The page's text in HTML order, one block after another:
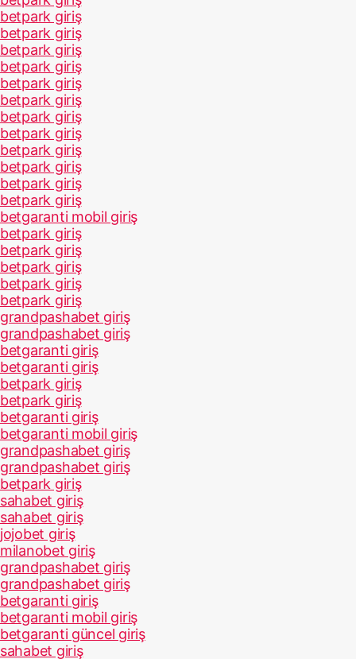
betpark giriş
betpark giriş
betpark giriş
betpark giriş
betpark giriş
betpark giriş
betpark giriş
betpark giriş
betpark giriş
betpark giriş
betpark giriş
betpark giriş
betgaranti mobil giriş
betpark giriş
betpark giriş
betpark giriş
betpark giriş
betpark giriş
grandpashabet giriş
grandpashabet giriş
betgaranti giriş
betgaranti giriş
betpark giriş
betpark giriş
betgaranti giriş
betgaranti mobil giriş
grandpashabet giriş
grandpashabet giriş
betpark giriş
sahabet giriş
sahabet giriş
jojobet giriş
milanobet giriş
grandpashabet giriş
grandpashabet giriş
betgaranti giriş
betgaranti mobil giriş
betgaranti güncel giriş
sahabet giriş